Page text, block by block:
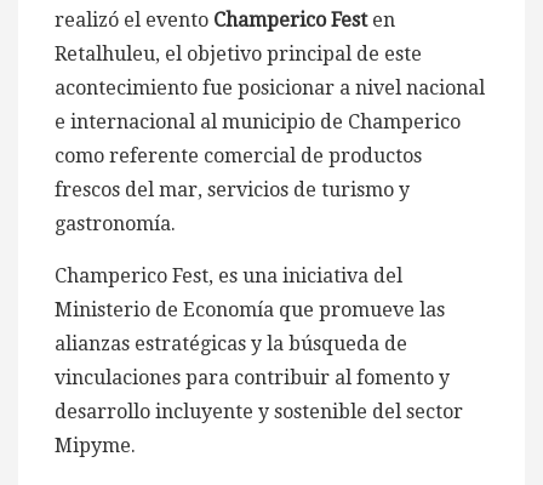
realizó el evento Champerico Festen
Retalhuleu, el objetivo principal de este
acontecimiento fue posicionar a nivel nacional
e internacional al municipio de Champerico
como referente comercial de productos
frescos del mar, servicios de turismo y
gastronomía.
Champerico Fest, es una iniciativa del
Ministerio de Economía que promueve las
alianzas estratégicas y la búsqueda de
vinculaciones para contribuir al fomento y
desarrollo incluyente y sostenible del sector
Mipyme.